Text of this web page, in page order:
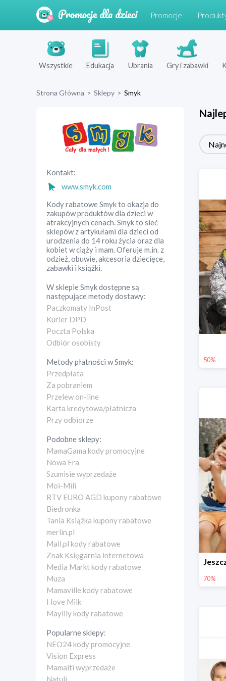
Promocje
Wszystkie Edukacja Ubrania Gry i zabawki
Strona Główna > Sklepy > Smyk
Kontakt:
www.smyk.com
Kody rabatowe Smyk to okazja do
zakupów produktów dla dzieci w
atrakcyjnych cenach. Smyk to sieć
sklepów z artykułami dla dzieci od
urodzenia do 14 roku życia oraz dla
kobiet w ciąży i mam. Oferuje m.in. z
odzież, obuwie, akcesoria dziecięce,
zabawki i książki.
W sklepieSmykdostępne są
następujące metody dostawy:
Paczkomaty InPost
Kurier DPD
Poczta Polska
Odbiór osobisty
Metody płatności wSmyk:
Przedpłata
Za pobraniem
Przelew on-line
Karta kredytowa/płatnicza
Przy odbiorze
Podobne sklepy:
MamaGama kody promocyjne
Nowa Era
Szumisie wyprzedaże
Moi-Mili
RTV EURO AGD kupony rabatowe
Biedronka
Tania Książka kupony rabatowe
merlin.pl
Mall.pl kody rabatowe
Znak Księgarnia internetowa
Media Markt kody rabatowe
Muza
Mamaville kody rabatowe
I love Milk
Maylily kody rabatowe
Popularne sklepy:
NEO24 kody promocyjne
Vision Express
Mamaiti wyprzedaże
Natuli
50%
70%